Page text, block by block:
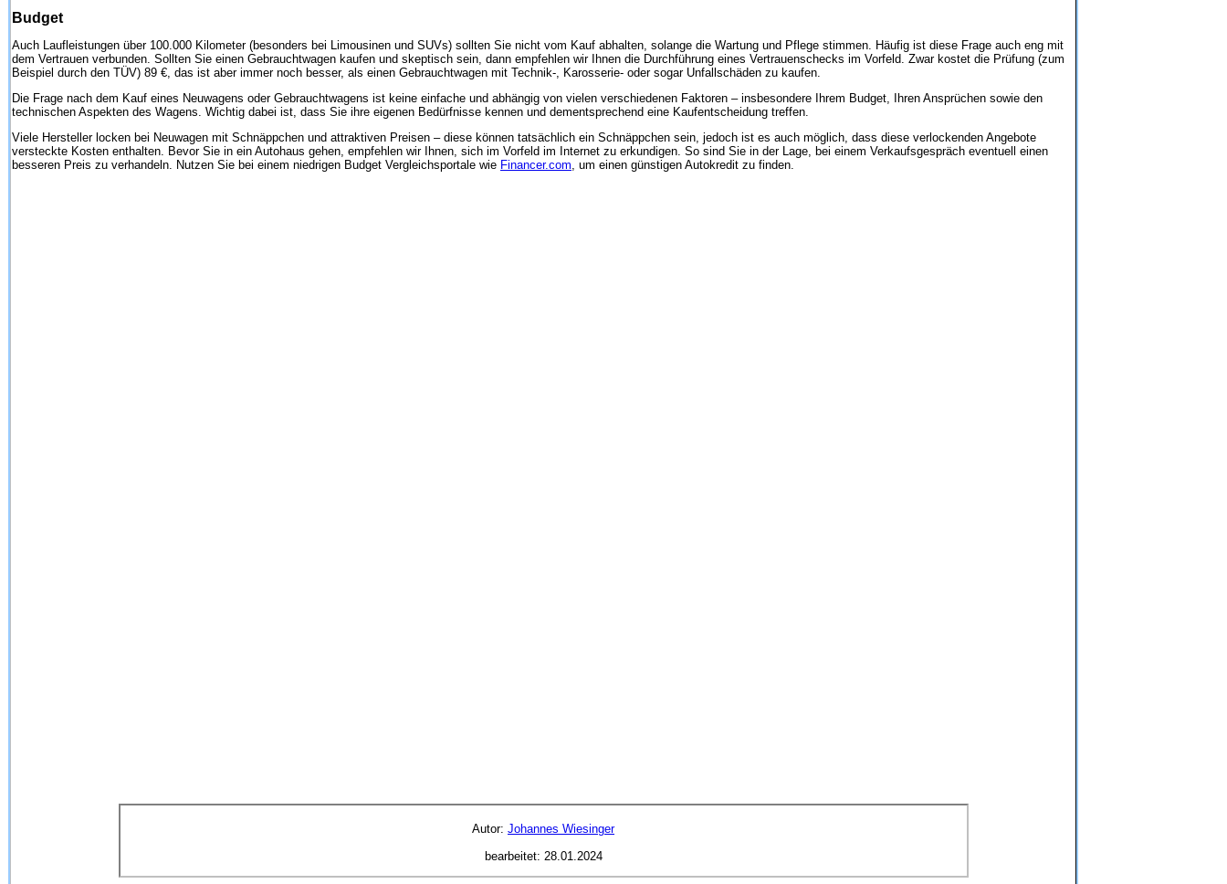
Budget
Auch Laufleistungen über 100.000 Kilometer (besonders bei Limousinen und SUVs) sollten Sie nicht vom Kauf abhalten, solange die Wartung und Pflege stimmen. Häufig ist diese Frage auch eng mit
dem Vertrauen verbunden. Sollten Sie einen Gebrauchtwagen kaufen und skeptisch sein, dann empfehlen wir Ihnen die Durchführung eines Vertrauenschecks im Vorfeld. Zwar kostet die Prüfung (zum
Beispiel durch den TÜV) 89 €, das ist aber immer noch besser, als einen Gebrauchtwagen mit Technik-, Karosserie- oder sogar Unfallschäden zu kaufen.
Die Frage nach dem Kauf eines Neuwagens oder Gebrauchtwagens ist keine einfache und abhängig von vielen verschiedenen Faktoren – insbesondere Ihrem Budget, Ihren Ansprüchen sowie den
technischen Aspekten des Wagens. Wichtig dabei ist, dass Sie ihre eigenen Bedürfnisse kennen und dementsprechend eine Kaufentscheidung treffen.
Viele Hersteller locken bei Neuwagen mit Schnäppchen und attraktiven Preisen – diese können tatsächlich ein Schnäppchen sein, jedoch ist es auch möglich, dass diese verlockenden Angebote
versteckte Kosten enthalten. Bevor Sie in ein Autohaus gehen, empfehlen wir Ihnen, sich im Vorfeld im Internet zu erkundigen. So sind Sie in der Lage, bei einem Verkaufsgespräch eventuell einen
besseren Preis zu verhandeln. Nutzen Sie bei einem niedrigen Budget Vergleichsportale wie Financer.com, um einen günstigen Autokredit zu finden.
Autor: Johannes Wiesinger
bearbeitet: 28.01.2024